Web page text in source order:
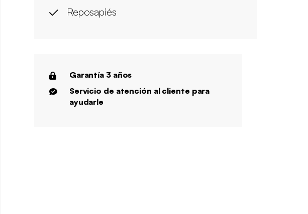
Reposapiés
Garantía 3 años
Servicio de atención al cliente para
ayudarle